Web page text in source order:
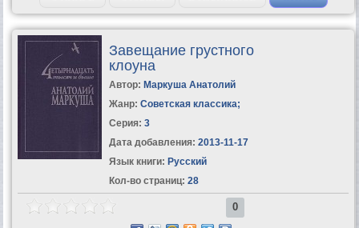
Завещание грустного
клоуна
Автор: Маркуша Анатолий
Жанр: Советская классика;
Серия: 3
Дата добавления: 2013-11-17
Язык книги: Русский
Кол-во страниц: 28
0